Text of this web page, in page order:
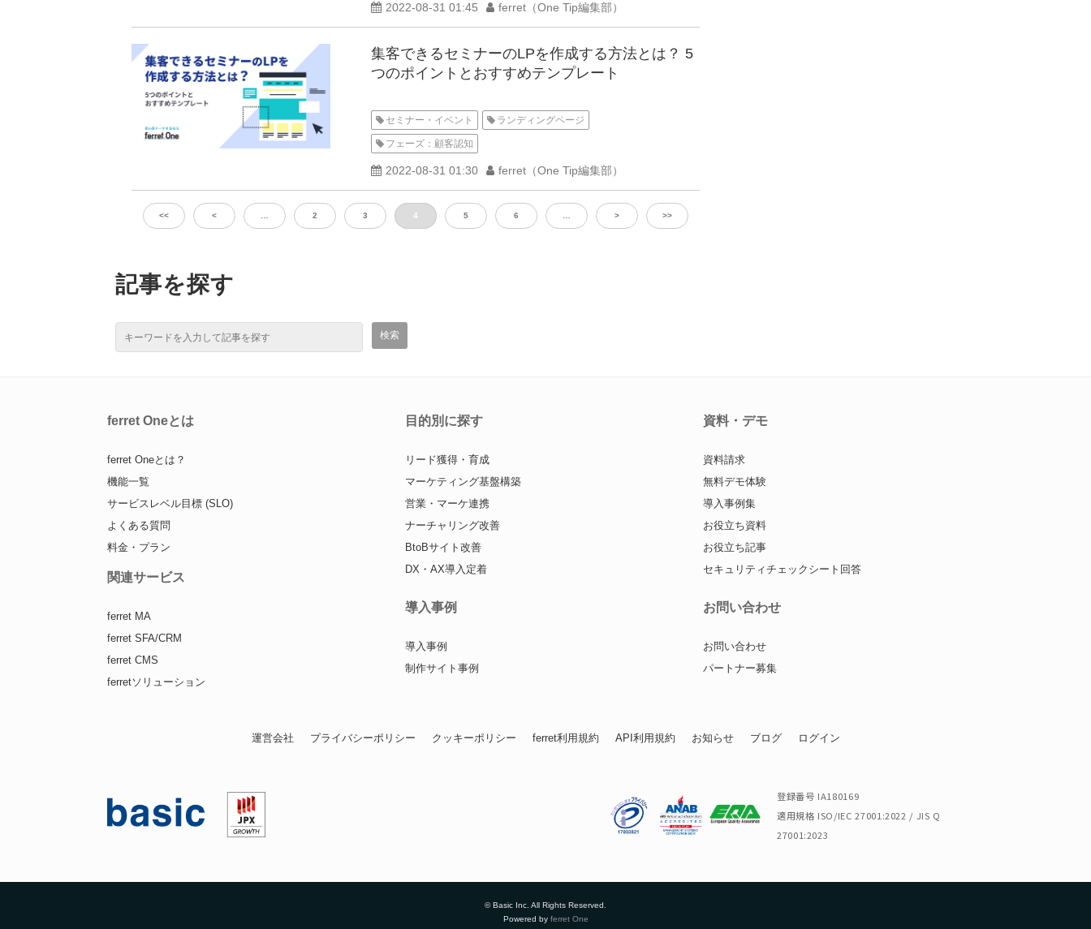
2022-08-31 01:45 ferret（One Tip編集部）
集客できるセミナーのLPを作成する方法とは？ 5
つのポイントとおすすめテンプレート
セミナー・イベント ランディングページ
フェーズ：顧客認知
2022-08-31 01:30 ferret（One Tip編集部）
<< < 2 3 4 5 6 > >>
記事を探す
ferret Oneとは
ferret Oneとは？
機能一覧
サービスレベル目標 (SLO)
よくある質問
料金・プラン
関連サービス
ferret MA
ferret SFA/CRM
ferret CMS
ferretソリューション
目的別に探す
リード獲得・育成
マーケティング基盤構築
営業・マーケ連携
ナーチャリング改善
BtoBサイト改善
DX・AX導入定着
導入事例
導入事例
制作サイト事例
資料・デモ
資料請求
無料デモ体験
導入事例集
お役立ち資料
お役立ち記事
セキュリティチェックシート回答
お問い合わせ
お問い合わせ
パートナー募集
運営会社 プライバシーポリシー クッキーポリシー ferret利用規約 API利用規約 お知らせ ブログ ログイン
登録番号 IA180169
適用規格 ISO/IEC 27001:2022 / JIS Q
27001:2023
© Basic Inc. All Rights Reserved.
Powered by ferret One